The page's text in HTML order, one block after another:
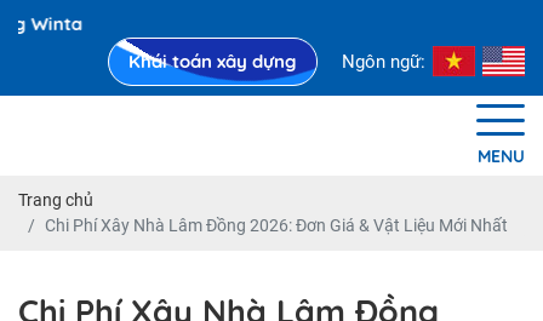
Khái toán xây dựng
Ngôn ngữ:
MENU
Trang chủ
Chi Phí Xây Nhà Lâm Đồng 2026: Đơn Giá & Vật Liệu Mới Nhất
Chi Phí Xây Nhà Lâm Đồng